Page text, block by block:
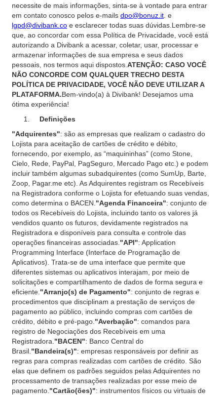
necessite de mais informações, sinta-se à vontade para entrar
em contato conosco pelos e-mails dpo@bonuz.it . e
lgpd@divibank.co e esclarecer todas suas dúvidas.Lembre-se
que, ao concordar com essa Política de Privacidade, você está
autorizando a Divibank a acessar, coletar, usar, processar e
armazenar informações de sua empresa e seus dados
pessoais, nos termos aqui dispostos. ATENÇÃO: CASO VOCÊ
NÃO CONCORDE COM QUALQUER TRECHO DESTA
POLÍTICA DE PRIVACIDADE, VOCÊ NÃO DEVE UTILIZAR A
PLATAFORMA.‍Bem-vindo(a) à Divibank! Desejamos uma
ótima experiência!
Definições
"Adquirentes": são as empresas que realizam o cadastro do
Lojista para aceitação de cartões de crédito e débito,
fornecendo, por exemplo, as “maquininhas” (como Stone,
Cielo, Rede, PayPal, PagSeguro, Mercado Pago etc.) e podem
incluir também algumas subadquirentes (como SumUp, Barte,
Zoop, Pagar.me etc). As Adquirentes registram os Recebíveis
na Registradora conforme o Lojista for efetuando suas vendas,
como determina o BACEN. "Agenda Financeira": conjunto de
todos os Recebíveis do Lojista, incluindo tanto os valores já
vendidos quanto os futuros, devidamente registrados na
Registradora e disponíveis para consulta e controle das
operações financeiras associadas. "API": Application
Programming Interface (Interface de Programação de
Aplicativos). Trata-se de uma interface que permite que
diferentes sistemas ou aplicativos interajam, por meio de
solicitações e compartilhamento de dados de forma segura e
eficiente. "Arranjo(s) de Pagamento": conjunto de regras e
procedimentos que disciplinam a prestação de serviços de
pagamento ao público, incluindo compras com cartões de
crédito, débito e pré-pago. "Averbação": comandos para
registro de Negociações dos Recebíveis em uma
Registradora. "BACEN": Banco Central do
Brasil. "Bandeira(s)": empresas responsáveis por definir as
regras para compras realizadas com cartões de crédito. São
elas que definem os padrões seguidos pelas Adquirentes no
processamento de transações realizadas por esse meio de
pagamento. "Cartão(ões)": instrumentos físicos ou virtuais de